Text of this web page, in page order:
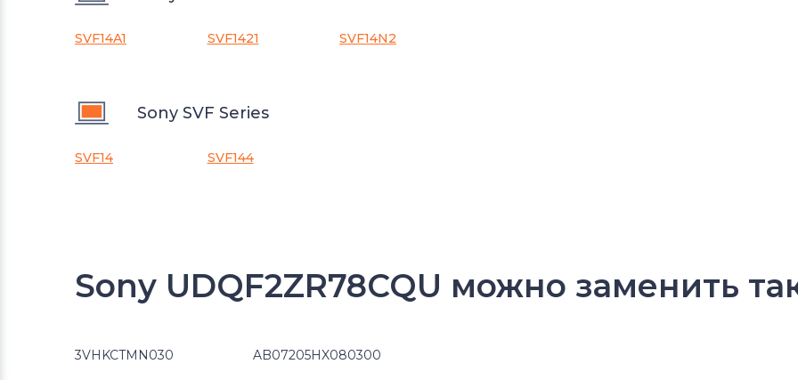
SVF14A1 SVF1421 SVF14N2
Sony SVF Series
SVF14 SVF144
Sony UDQF2ZR78CQU можно заменить
3VHKCTMN030 AB07205HX080300